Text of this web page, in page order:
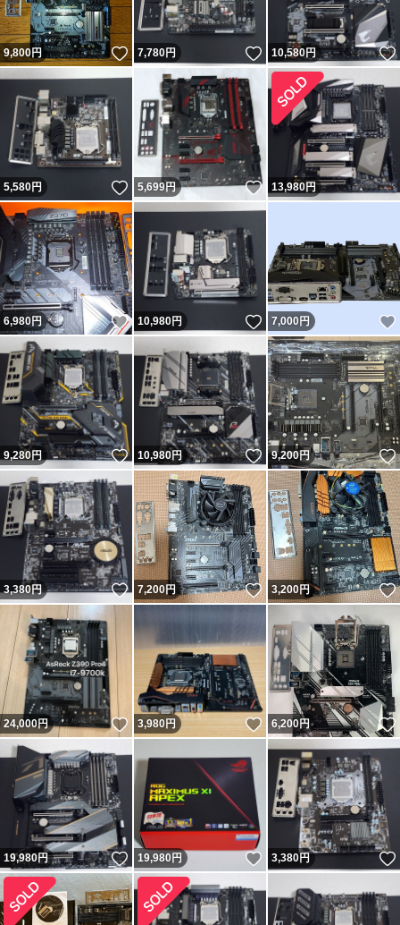
9,800円 いいね！
7,780円 いいね！
10,580円
5,580円 いいね！
5,699円 いいね！
13,980円
6,980円 いいね！
10,980円 いいね！
7,000円
9,280円 いいね！
10,980円 いいね！
9,200円
3,380円 いいね！
7,200円 いいね！
3,200円
24,000円 いいね！
3,980円 いいね！
6,200円
19,980円 いいね！
19,980円 いいね！
3,380円